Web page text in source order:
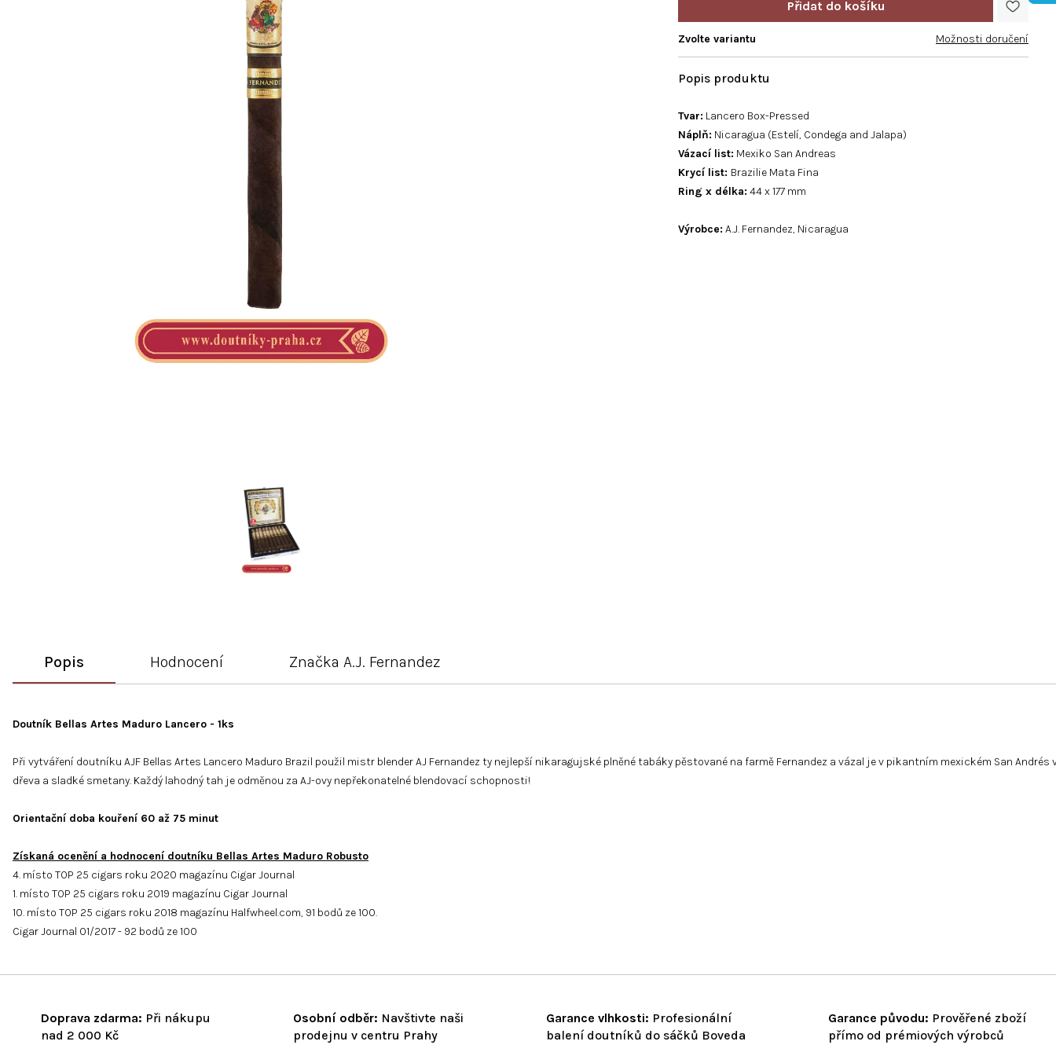
Tvar: Lancero Box-Pressed
Náplň: Nicaragua (Estelí, Condega and Jalapa)
Vázací list: Mexiko San Andreas
Krycí list: Brazilie Mata Fina
Ring x délka: 44 x 177 mm
Výrobce: A.J. Fernandez, Nicaragua
Zvolte variantu Možnosti doručení
Doprava zdarma: Při nákupu
nad 2 000 Kč
Osobní odběr: Navštivte naši
prodejnu v centru Prahy
Garance vlhkosti: Profesionální
balení doutníků do sáčků Boveda
Garance původu: Prověřené zboží
přímo od prémiových výrobců
Popis Hodnocení Značka A.J. Fernandez
Doutník Bellas Artes Maduro Lancero - 1ks
Při vytváření doutníku AJF Bellas Artes Lancero Maduro Brazil použil mistr blender AJ Fernandez ty nejlepší nikaragujské plněné tabáky pěstované na farmě Fernandez a vázal je v pikantním mexickém San
dřeva a sladké smetany. Každý lahodný tah je odměnou za AJ-ovy nepřekonatelné blendovací schopnosti!
Orientační doba kouření 60 až 75 minut
Získaná ocenění a hodnocení doutníku Bellas Artes Maduro Robusto
4. místo TOP 25 cigars roku 2020 magazínu Cigar Journal
1. místo TOP 25 cigars roku 2019 magazínu Cigar Journal
10. místo TOP 25 cigars roku 2018 magazínu Halfwheel.com, 91 bodů ze 100.
Cigar Journal 01/2017 - 92 bodů ze 100